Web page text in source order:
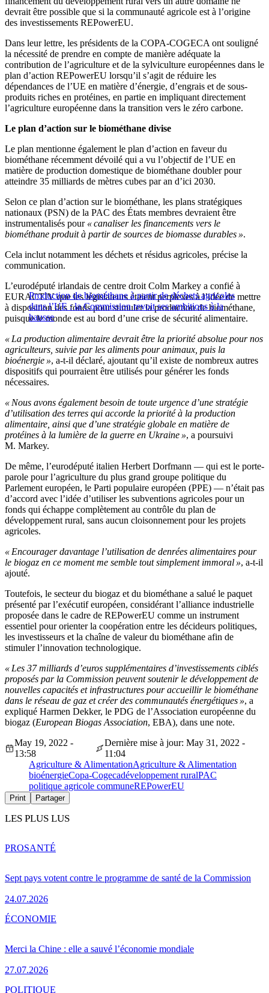
devrait être possible que si la communauté agricole est à l’origine
des investissements REPowerEU.
Dans leur lettre, les présidents de la COPA-COGECA ont souligné
la nécessité de prendre en compte de manière adéquate la
contribution de l’agriculture et de la sylviculture européennes dans le
plan d’action REPowerEU lorsqu’il s’agit de réduire les
dépendances de l’UE en matière d’énergie, d’engrais et de sous-
produits riches en protéines, en partie en impliquant directement
l’agriculture européenne dans la transition vers le zéro carbone.
Le plan d’action sur le biométhane divise
Le plan mentionne également le plan d’action en faveur du
biométhane récemment dévoilé qui a vu l’objectif de l’UE en
matière de production domestique de biométhane doubler pour
atteindre 35 milliards de mètres cubes par an d’ici 2030.
Selon ce plan d’action sur le biométhane, les plans stratégiques
nationaux (PSN) de la PAC des États membres devraient être
instrumentalisés pour « canaliser les financements vers le
biométhane produit à partir de sources de biomasse durables ».
Cela inclut notamment les déchets et résidus agricoles, précise la
communication.
Production de biométhane à partir de déchets agricoles
dans l’UE : la Commission revoit ses ambitions à la
hausse
L’eurodéputé irlandais de centre droit Colm Markey a confié à
EURACTIV que les législateurs étaient perplexes à l’idée de mettre
à disposition des fonds pour stimuler la production de biométhane,
puisque le monde est au bord d’une crise de sécurité alimentaire.
« La production alimentaire devrait être la priorité absolue pour nos
agriculteurs, suivie par les aliments pour animaux, puis la
bioénergie », a-t-il déclaré, ajoutant qu’il existe de nombreux autres
dispositifs qui pourraient être utilisés pour générer les fonds
nécessaires.
« Nous avons également besoin de toute urgence d’une stratégie
d’utilisation des terres qui accorde la priorité à la production
alimentaire, ainsi que d’une stratégie globale en matière de
protéines à la lumière de la guerre en Ukraine », a poursuivi
M. Markey.
De même, l’eurodéputé italien Herbert Dorfmann — qui est le porte-
parole pour l’agriculture du plus grand groupe politique du
Parlement européen, le Parti populaire européen (PPE) — n’était pas
d’accord avec l’idée d’utiliser les subventions agricoles pour un
fonds qui échappe complètement au contrôle du plan de
développement rural, sans aucun cloisonnement pour les projets
agricoles.
« Encourager davantage l’utilisation de denrées alimentaires pour
le biogaz en ce moment me semble tout simplement immoral », a-t-il
ajouté.
Toutefois, le secteur du biogaz et du biométhane a salué le paquet
présenté par l’exécutif européen, considérant l’alliance industrielle
proposée dans le cadre de REPowerEU comme un instrument
essentiel pour orienter la coopération entre les décideurs politiques,
les investisseurs et la chaîne de valeur du biométhane afin de
stimuler l’innovation technologique.
« Les 37 milliards d’euros supplémentaires d’investissements ciblés
proposés par la Commission peuvent soutenir le développement de
nouvelles capacités et infrastructures pour accueillir le biométhane
dans le réseau de gaz et créer des communautés énergétiques », a
expliqué Harmen Dekker, le PDG de l’Association européenne du
biogaz (European Biogas Association, EBA), dans une note.
May 19, 2022 -
13:58
Dernière mise à jour: May 31, 2022 -
11:04
Agriculture & AlimentationAgriculture & Alimentation
bioénergieCopa-Cogecadéveloppement ruralPAC
politique agricole communeREPowerEU
Print Partager
LES PLUS LUS
Sept pays votent contre le programme de santé de la Commission
24.07.2026
PROSANTÉ
Merci la Chine : elle a sauvé l’économie mondiale
27.07.2026
ÉCONOMIE
POLITIQUE